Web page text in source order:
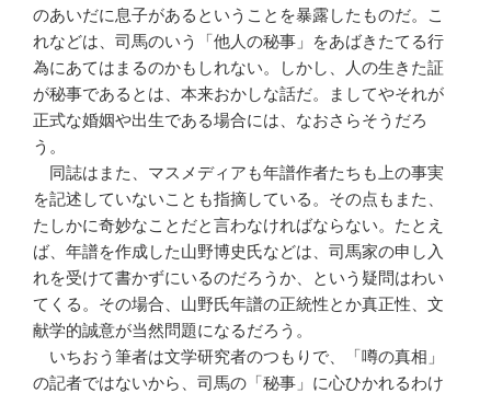
のあいだに息子があるということを暴露したものだ。こ
れなどは、司馬のいう「他人の秘事」をあばきたてる行
為にあてはまるのかもしれない。しかし、人の生きた証
が秘事であるとは、本来おかしな話だ。ましてやそれが
正式な婚姻や出生である場合には、なおさらそうだろ
う。
同誌はまた、マスメディアも年譜作者たちも上の事実
を記述していないことも指摘している。その点もまた、
たしかに奇妙なことだと言わなければならない。たとえ
ば、年譜を作成した山野博史氏などは、司馬家の申し入
れを受けて書かずにいるのだろうか、という疑問はわい
てくる。その場合、山野氏年譜の正統性とか真正性、文
献学的誠意が当然問題になるだろう。
いちおう筆者は文学研究者のつもりで、「噂の真相」
の記者ではないから、司馬の「秘事」に心ひかれるわけ